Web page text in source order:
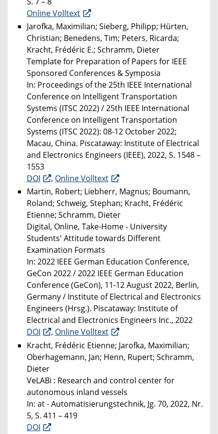
Online Volltext
Jarofka, Maximilian; Sieberg, Philipp; Hürten,
Christian; Benedens, Tim; Peters, Ricarda;
Kracht, Frédéric E.; Schramm, Dieter
Template for Preparation of Papers for IEEE
Sponsored Conferences & Symposia
In: Proceedings of the 25th IEEE International
Conference on Intelligent Transportation
Systems (ITSC 2022) / 25th IEEE International
Conference on Intelligent Transportation
Systems (ITSC 2022): 08-12 October 2022;
Macau, China. Piscataway: Institute of Electrical
and Electronics Engineers (IEEE), 2022, S. 1548 –
1553
DOI
, Online Volltext
Martin, Robert; Liebherr, Magnus; Boumann,
Roland; Schweig, Stephan; Kracht, Frédéric
Etienne; Schramm, Dieter
Digital, Online, Take-Home - University
Students' Attitude towards Different
Examination Formats
In: 2022 IEEE German Education Conference,
GeCon 2022 / 2022 IEEE German Education
Conference (GeCon), 11-12 August 2022, Berlin,
Germany / Institute of Electrical and Electronics
Engineers (Hrsg.). Piscataway: Institute of
Electrical and Electronics Engineers Inc., 2022
DOI
, Online Volltext
Kracht, Frédéric Etienne; Jarofka, Maximilian;
Oberhagemann, Jan; Henn, Rupert; Schramm,
Dieter
VeLABi : Research and control center for
autonomous inland vessels
In: at - Automatisierungstechnik, Jg. 70, 2022, Nr.
5, S. 411 – 419
DOI